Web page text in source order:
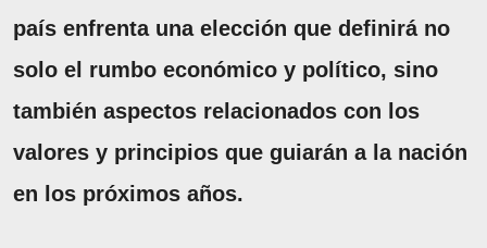
país enfrenta una elección que definirá no
solo el rumbo económico y político, sino
también aspectos relacionados con los
valores y principios que guiarán a la nación
en los próximos años.